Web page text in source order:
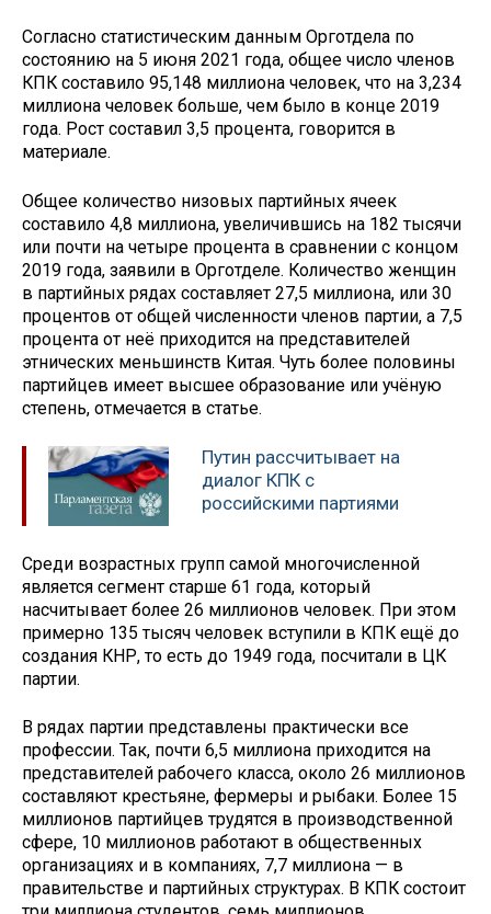
Согласно статистическим данным Орготдела по
состоянию на 5 июня 2021 года, общее число членов
КПК составило 95,148 миллиона человек, что на 3,234
миллиона человек больше, чем было в конце 2019
года. Рост составил 3,5 процента, говорится в
материале.
Общее количество низовых партийных ячеек
составило 4,8 миллиона, увеличившись на 182 тысячи
или почти на четыре процента в сравнении с концом
2019 года, заявили в Орготделе. Количество женщин
в партийных рядах составляет 27,5 миллиона, или 30
процентов от общей численности членов партии, а 7,5
процента от неё приходится на представителей
этнических меньшинств Китая. Чуть более половины
партийцев имеет высшее образование или учёную
степень, отмечается в статье.
Путин рассчитывает на
диалог КПК с
российскими партиями
Среди возрастных групп самой многочисленной
является сегмент старше 61 года, который
насчитывает более 26 миллионов человек. При этом
примерно 135 тысяч человек вступили в КПК ещё до
создания КНР, то есть до 1949 года, посчитали в ЦК
партии.
В рядах партии представлены практически все
профессии. Так, почти 6,5 миллиона приходится на
представителей рабочего класса, около 26 миллионов
составляют крестьяне, фермеры и рыбаки. Более 15
миллионов партийцев трудятся в производственной
сфере, 10 миллионов работают в общественных
организациях и в компаниях, 7,7 миллиона — в
правительстве и партийных структурах. В КПК состоит